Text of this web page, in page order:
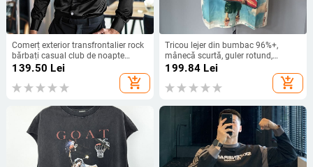
Comerț exterior transfrontalier rock
bărbați casual club de noapte
strălucitor rever cămașă scenă dur
tip cămașă cu mânecă lungă
pentru bărbați
139.50 Lei
add_shopping_cart
Tricou lejer din bumbac 96%+,
mânecă scurtă, guler rotund,
imprimare schelet-demon, vară
199.84 Lei
add_shopping_cart